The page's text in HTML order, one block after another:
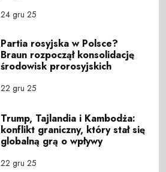
24 gru 25
Partia rosyjska w Polsce?
Braun rozpoczął konsolidację
środowisk prorosyjskich
22 gru 25
Trump, Tajlandia i Kambodża:
konflikt graniczny, który stał się
globalną grą o wpływy
22 gru 25